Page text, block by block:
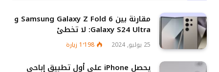
مقارنة بين Samsung Galaxy Z Fold 6 و
Galaxy S24 Ultra: لا تخطئ
25 يوليو, 2024 1٬198 زيارة
يحصل iPhone على أول تطبيق إباحي